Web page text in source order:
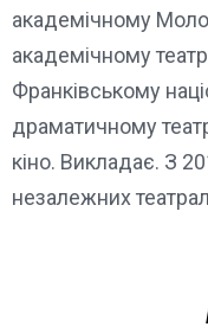
академічному
академічному
Франківському
драматичному
кіно. Викладає. З
незалежних